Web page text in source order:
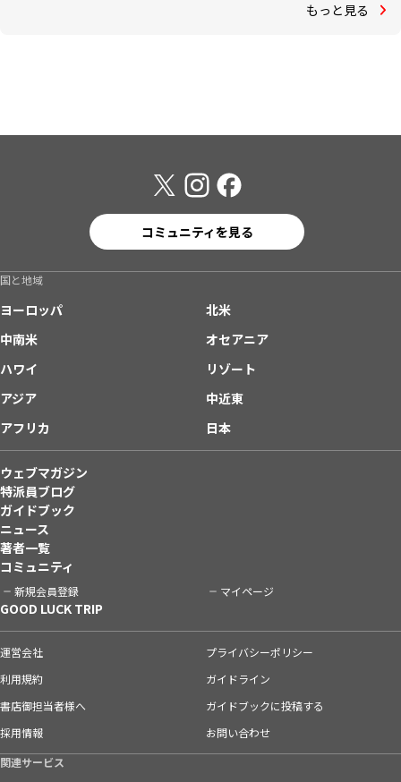
もっと見る
コミュニティを見る
国と地域
ヨーロッパ
北米
中南米
オセアニア
ハワイ
リゾート
アジア
中近東
アフリカ
日本
ウェブマガジン
特派員ブログ
ガイドブック
ニュース
著者一覧
コミュニティ
新規会員登録 マイページ
GOOD LUCK TRIP
運営会社
プライバシーポリシー
利用規約
ガイドライン
書店御担当者様へ
ガイドブックに投稿する
採用情報
お問い合わせ
関連サービス